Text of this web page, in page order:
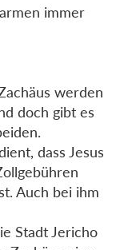
immer
werden
doch gibt es
dass Jesus
Auch bei ihm
Stadt Jericho